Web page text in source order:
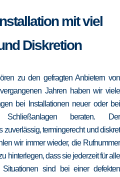
mit viel
Diskretion
zu den gefragten Anbietern von
Jahren haben wir viele
bei Installationen neuer oder bei
Schließanlagen beraten. Der
termingerecht und diskret
wir immer wieder, die Rufnummer
hinterlegen, dass sie jederzeit für alle
Situationen sind bei einer defekten